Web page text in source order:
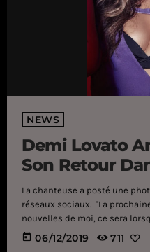
NEWS
Demi Lovato
Son Retour
La chanteuse a posté une
réseaux sociaux. "La
nouvelles de moi, ce sera
Lovato en légende d'une
Instagram. Une photo très
today 06/12/2019 711